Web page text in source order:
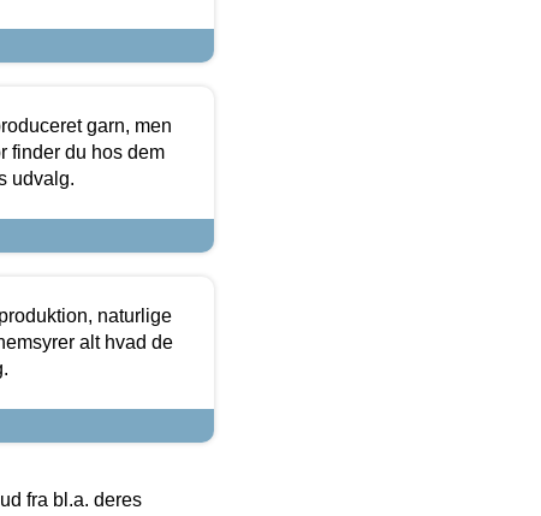
garn, men
finder du hos dem
udvalg.
naturlige
alt hvad de
fra bl.a. deres